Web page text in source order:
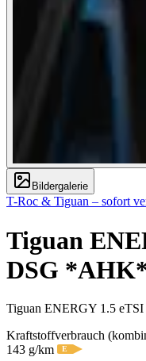
Bildergalerie
T-Roc & Tiguan – sofort
Tiguan
DSG
Tiguan ENERGY 1.5 eTSI
Kraftstoffverbrauch
143 g/km
E